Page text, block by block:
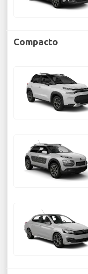
Compacto